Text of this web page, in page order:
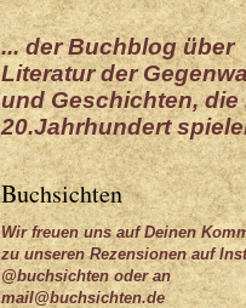
... der Buchblog über
Literatur der
und Geschichten, die
20.Jahrhundert
Buchsichten
Wir freuen uns auf Deinen
zu unseren Rezensionen auf
@buchsichten oder an
mail@buchsichten.de